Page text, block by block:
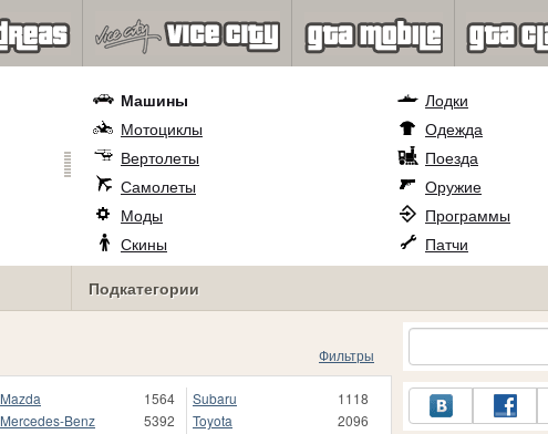
Машины
Мотоциклы
Вертолеты
Самолеты
Моды
Скины
Лодки
Одежда
Поезда
Оружие
Программы
Патчи
Подкатегории
Фильтры
Mazda
1564
Mercedes-Benz
5392
Subaru
1118
Toyota
2096